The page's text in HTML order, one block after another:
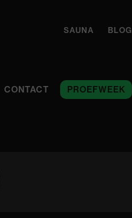
SAUNA BLOG
CONTACT PROEFWEEK